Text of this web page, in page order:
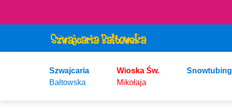
Szwajcaria
Bałtowska
Wioska Św.
Mikołaja
Snowtubing